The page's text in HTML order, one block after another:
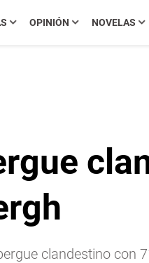
OPINIÓN NOVELAS
clandestino con